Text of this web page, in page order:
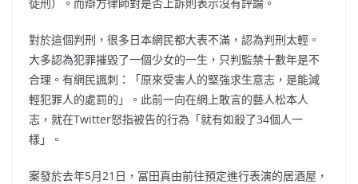
對於這個判刑，很多日本網民都大表不滿，認為判刑太輕。
大多認為犯罪摧毀了一個少女的一生，只判監禁十數年是不
合理。有網民諷刺：「原來受害人的堅強求生意志，是能減
輕犯罪人的處罰的」。此前一向在網上敢言的藝人松本人
志，就在Twitter怒指被告的行為「就有如殺了34個人一
樣」。
案發於去年5月21日，冨田真由前往預定進行表演的居酒屋，